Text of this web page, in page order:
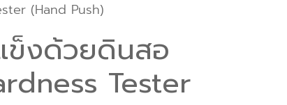
(Hand Push)
ข็งด้วยดินสอ
Tester